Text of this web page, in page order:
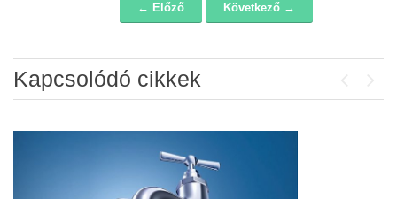
← Előző Következő →
Kapcsolódó cikkek
Álláspályázat – konyhai kisegítő
Lakossági fórum az Erzsébet téri